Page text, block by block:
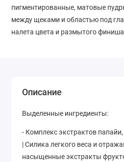
пигментированные, матовые
между щеками и областью под
налета цвета и размытого
Описание
Выделенные ингредиенты:
- Комплекс экстрактов
| Силика легкого веса и
насыщенные экстракты